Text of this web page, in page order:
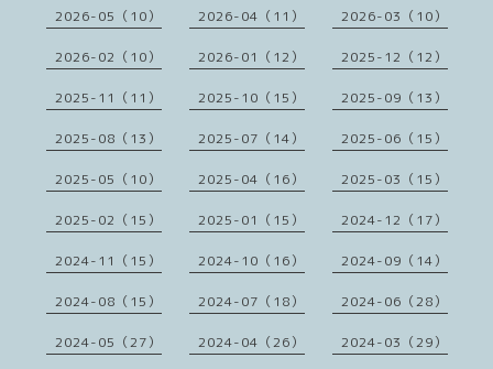
2026-05（10） 2026-04（11） 2026-03（10）
2026-02（10） 2026-01（12） 2025-12（12）
2025-11（11） 2025-10（15） 2025-09（13）
2025-08（13） 2025-07（14） 2025-06（15）
2025-05（10） 2025-04（16） 2025-03（15）
2025-02（15） 2025-01（15） 2024-12（17）
2024-11（15） 2024-10（16） 2024-09（14）
2024-08（15） 2024-07（18） 2024-06（28）
2024-05（27） 2024-04（26） 2024-03（29）